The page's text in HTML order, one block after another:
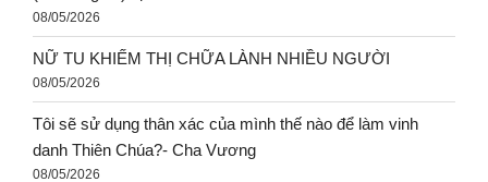
CHÍNH QUYỀN TRUMP HOÀN TRẢ 100 TỶ USD TIỀN
THUẾ QUAN
08/06/2026
Ý nghĩa suốt cuộc đời con là Chúa..CHỈ MÌNH CHÚA THÔI
(St: Thanh Trầm) | thực hiện: Graceful Sounds.
08/06/2026